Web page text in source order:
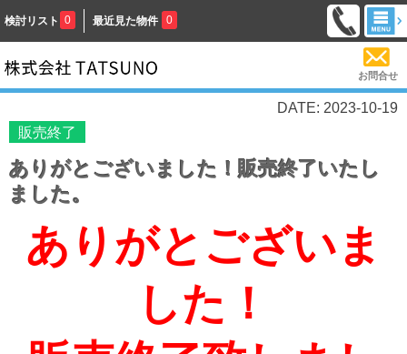
検討リスト 0 最近見た物件 0
お問合せ
DATE: 2023-10-19
販売終了
ありがとございました！販売終了いたし
ました。
ありがとございま
した！